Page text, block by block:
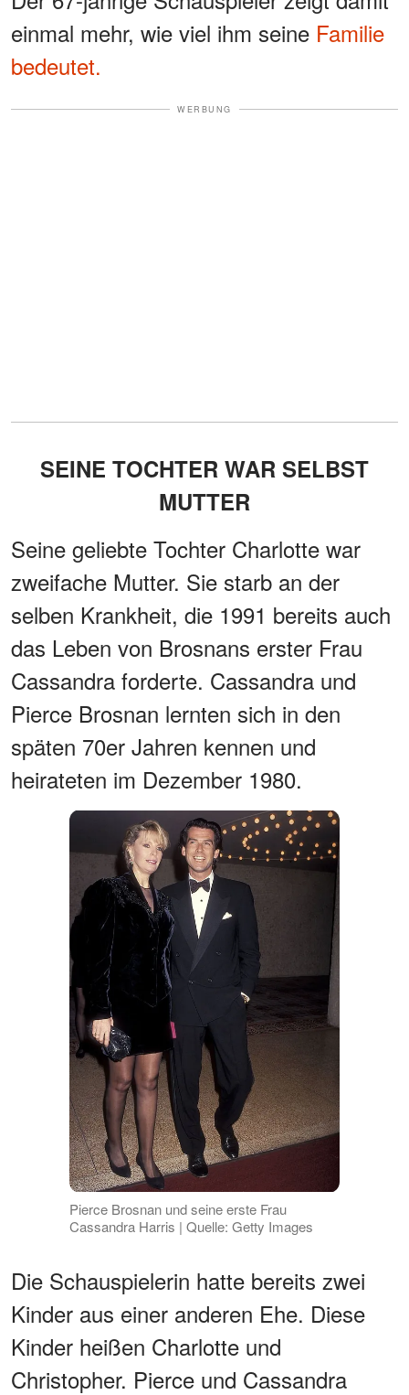
einmal mehr, wie viel ihm seine Familie
bedeutet.
WERBUNG
SEINE TOCHTER WAR SELBST
MUTTER
Seine geliebte Tochter Charlotte war
zweifache Mutter. Sie starb an der
selben Krankheit, die 1991 bereits auch
das Leben von Brosnans erster Frau
Cassandra forderte. Cassandra und
Pierce Brosnan lernten sich in den
späten 70er Jahren kennen und
heirateten im Dezember 1980.
Pierce Brosnan und seine erste Frau
Cassandra Harris | Quelle: Getty Images
Die Schauspielerin hatte bereits zwei
Kinder aus einer anderen Ehe. Diese
Kinder heißen Charlotte und
Christopher. Pierce und Cassandra